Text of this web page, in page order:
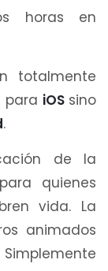
horas en
totalmente
para iOS sino
.
de la
quienes
vida. La
animados